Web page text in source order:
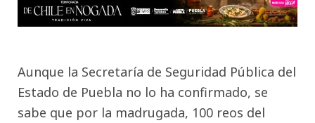
Aunque la Secretaría de Seguridad Pública del
Estado de Puebla no lo ha confirmado, se
sabe que por la madrugada, 100 reos del